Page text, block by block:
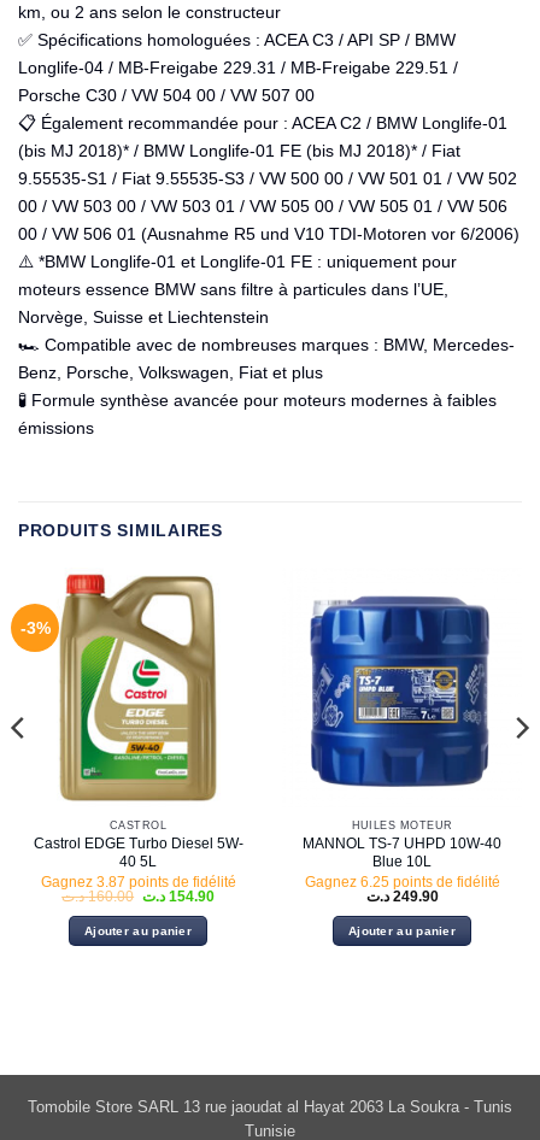
km, ou 2 ans selon le constructeur
✅ Spécifications homologuées : ACEA C3 / API SP / BMW
Longlife-04 / MB-Freigabe 229.31 / MB-Freigabe 229.51 /
Porsche C30 / VW 504 00 / VW 507 00
📋 Également recommandée pour : ACEA C2 / BMW Longlife-01
(bis MJ 2018)* / BMW Longlife-01 FE (bis MJ 2018)* / Fiat
9.55535-S1 / Fiat 9.55535-S3 / VW 500 00 / VW 501 01 / VW 502
00 / VW 503 00 / VW 503 01 / VW 505 00 / VW 505 01 / VW 506
00 / VW 506 01 (Ausnahme R5 und V10 TDI-Motoren vor 6/2006)
⚠️ *BMW Longlife-01 et Longlife-01 FE : uniquement pour
moteurs essence BMW sans filtre à particules dans l’UE,
Norvège, Suisse et Liechtenstein
🏎️ Compatible avec de nombreuses marques : BMW, Mercedes-
Benz, Porsche, Volkswagen, Fiat et plus
🧪 Formule synthèse avancée pour moteurs modernes à faibles
émissions
PRODUITS SIMILAIRES
-3%
CASTROL
Castrol EDGE Turbo Diesel 5W-
40 5L
Gagnez 3.87 points de fidélité
160.00 د.ت
Le
initial
était :
154.90 د.ت
Le
Ajouter au panier
HUILES MOTEUR
MANNOL TS-7 UHPD 10W-40
Blue 10L
Gagnez 6.25 points de fidélité
249.90 د.ت
Ajouter au panier
Tomobile Store SARL 13 rue jaoudat al Hayat 2063 La Soukra - Tunis
Tunisie